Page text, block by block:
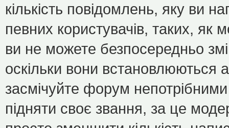
кількість повідомлень, яку ви
певних користувачів, таких, як
ви не можете безпосередньо
оскільки вони встановлюються
засмічуйте форум
підняти своє звання, за це